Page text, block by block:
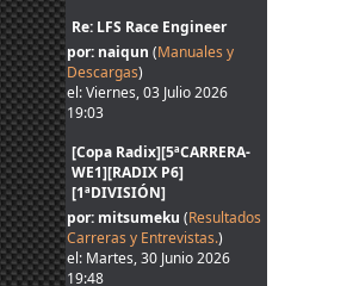
Re: LFS Race Engineer
por: naiqun (Manuales y
Descargas)
el: Viernes, 03 Julio 2026
19:03
[Copa Radix][5ªCARRERA-
WE1][RADIX P6]
[1ªDIVISIÓN]
por: mitsumeku (Resultados
Carreras y Entrevistas.)
el: Martes, 30 Junio 2026
19:48